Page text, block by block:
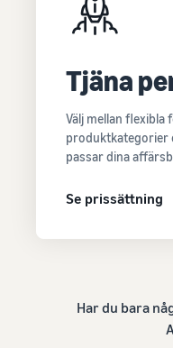
Tjäna
Välj mellan flexibla
produktkategorier
passar dina
Se prissättning
Har du bara